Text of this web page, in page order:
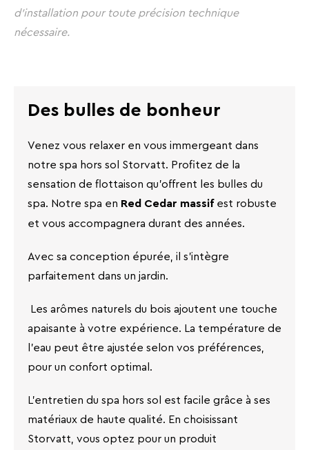
d'installation pour toute précision technique
nécessaire.
Des bulles de bonheur
Venez vous relaxer en vous immergeant dans
notre spa hors sol Storvatt. Profitez de la
sensation de flottaison qu'offrent les bulles du
spa. Notre spa en Red Cedar massifest robuste
et vous accompagnera durant des années.
Avec sa conception épurée, il s'intègre
parfaitement dans un jardin.
Les arômes naturels du bois ajoutent une touche
apaisante à votre expérience. La température de
l'eau peut être ajustée selon vos préférences,
pour un confort optimal.
L'entretien du spa hors sol est facile grâce à ses
matériaux de haute qualité. En choisissant
Storvatt, vous optez pour un produit